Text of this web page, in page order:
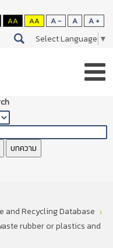
AA AA A - A A +
Select Language ▼
บทความ
and Recycling Database
rubber or plastics and